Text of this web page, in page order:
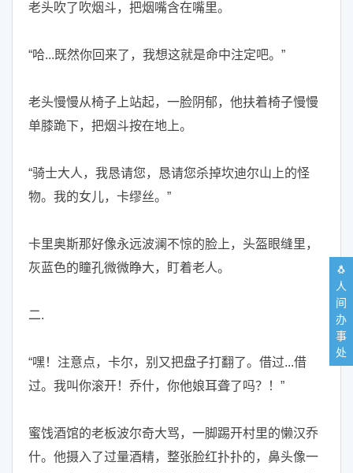
老头吹了吹烟斗，把烟嘴含在嘴里。
“哈...既然你回来了，我想这就是命中注定吧。”
老头慢慢从椅子上站起，一脸阴郁，他扶着椅子慢慢
单膝跪下，把烟斗按在地上。
“骑士大人，我恳请您，恳请您杀掉坎迪尔山上的怪
物。我的女儿，卡缪丝。”
卡里奥斯那好像永远波澜不惊的脸上，头盔眼缝里，
灰蓝色的瞳孔微微睁大，盯着老人。
二.
“嘿！注意点，卡尔，别又把盘子打翻了。借过...借
过。我叫你滚开！乔什，你他娘耳聋了吗？！”
蜜饯酒馆的老板波尔奇大骂，一脚踢开村里的懒汉乔
什。他摄入了过量酒精，整张脸红扑扑的，鼻头像一
🐧
人
间
办
事
处